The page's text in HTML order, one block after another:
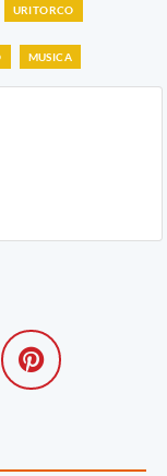
URITORCO
MUSICA